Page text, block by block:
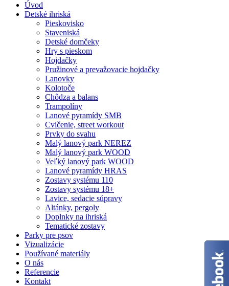
Úvod
Detské ihriská
Pieskovisko
Staveniská
Detské domčeky
Hry s pieskom
Hojdačky
Pružinové a prevažovacie hojdačky
Lanovky
Kolotoče
Chôdza a balans
Trampolíny
Lanové pyramídy SMB
Cvičenie, street workout
Prvky do svahu
Malý lanový park NEREZ
Malý lanový park WOOD
Veľký lanový park WOOD
Lanové pyramídy HRAS
Zostavy systému 110
Zostavy systému 18+
Lavice, sedacie súpravy
Altánky, pergoly
Doplnky na ihriská
Tematické zostavy
Parky pre psov
Vizualizácie
Používané materiály
O nás
Referencie
Kontakt